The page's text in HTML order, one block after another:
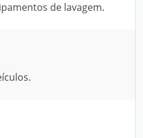
de lavagem.